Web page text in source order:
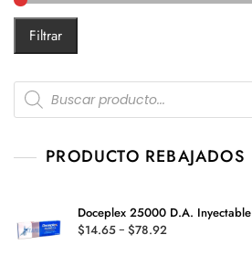
Filtrar
Products
search
PRODUCTO REBAJADOS
Doceplex 25000 D.A. Inyectable
$14.65- $78.92Rango